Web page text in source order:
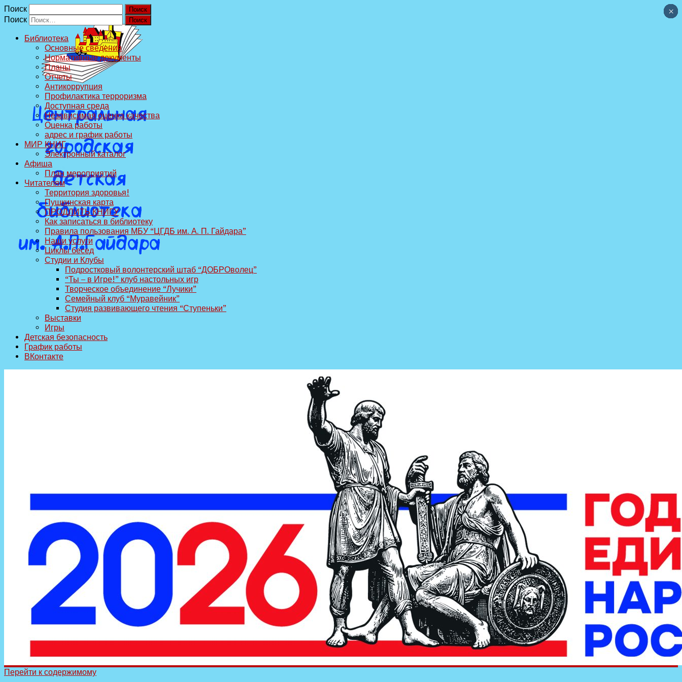
Поиск
Поиск
Библиотека
Основные сведения
Нормативные документы
Планы
Отчеты
Антикоррупция
Профилактика терроризма
Доступная среда
Независимая оценка качества
Оценка работы
адрес и график работы
МИР КНИГ
Электронный каталог
Афиша
План мероприятий
Читателям
Территория здоровья!
Пушкинская карта
ПРОДЛИТЬ КНИГУ
Как записаться в библиотеку
Правила пользования МБУ “ЦГДБ им. А. П. Гайдара”
Наши услуги
Циклы бесед
Студии и Клубы
Подростковый волонтерский штаб “ДОБРОволец”
“Ты – в Игре!” клуб настольных игр
Творческое объединение “Лучики”
Семейный клуб “Муравейник”
Студия развивающего чтения “Ступеньки”
Выставки
Игры
Детская безопасность
График работы
ВКонтакте
Перейти к содержимому
×
×
×
×
×
×
×
×
×
×